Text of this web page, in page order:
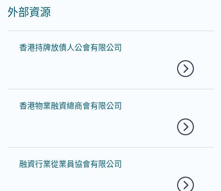
外部資源
香港持牌放債人公會有限公司
香港物業融資總商會有限公司
融資行業從業員協會有限公司